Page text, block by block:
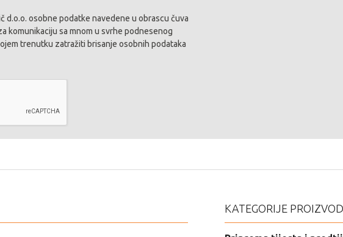
d.o.o. osobne podatke navedene u obrascu čuva
komunikaciju sa mnom u svrhe podnesenog
trenutku zatražiti brisanje osobnih podataka
KATEGORIJE